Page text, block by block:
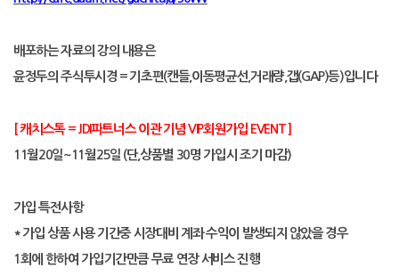
배포하는 자료의 강의 내용은
윤정두의 주식투시경 = 기초편(캔들,이동평균선 거래량,갭(GAP)등)입니다
[캐치스톡 = JDI파트너스 이관 기념 VIP회원가입 EVENT ]
11월20일~11 월25일 (단,상품별 30명 가입시 조기 마감)
가입 특전사항
* 가입 상품 사용 기간중 시장대비 계좌 수익이 발생되지 않았을 경우
1 회에 한하여 가입기간만큼 무료 연장 서비스 진행